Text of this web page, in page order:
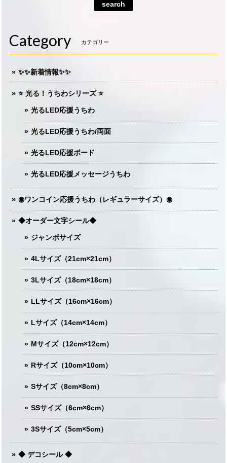
search
Category カテゴリー
✨✨新着情報✨✨
⭐️ 光る！うちわシリーズ ⭐️
光るLED応援うちわ
光るLED応援うちわ/両面
光るLED応援ボード
光るLED応援メッセージうちわ
◉ワンコイン応援うちわ（レギュラーサイズ）◉
◆オーダー文字シール◆
ジャンボサイズ
4Lサイズ（21cm×21cm）
3Lサイズ（18cm×18cm）
LLサイズ（16cm×16cm）
Lサイズ（14cm×14cm）
Mサイズ（12cm×12cm）
Rサイズ（10cm×10cm）
Sサイズ（8cm×8cm）
SSサイズ（6cm×6cm）
3Sサイズ（5cm×5cm）
◆ デコシール ◆